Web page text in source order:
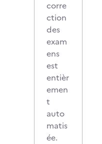
corre
ction
des
exam
ens
est
entièr
emen
t
auto
matis
ée.